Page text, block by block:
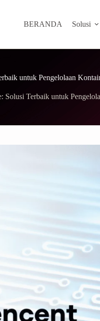
BERANDA Solusi
untuk Pengelolaan
Solusi Terbaik untuk